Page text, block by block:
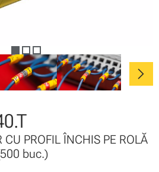
chevron_right
PROFIL ÎNCHIS PE ROLĂ
buc.)